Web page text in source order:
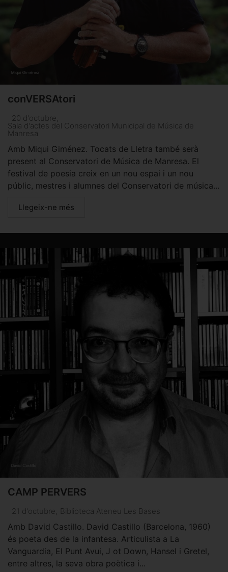
conVERSAtori
20 d'octubre
Sala d'actes del Conservatori Municipal de Música de
Manresa
Amb Miqui Giménez. Tocats de Lletra també serà
present al Conservatori de Música de Manresa. El
festival de poesia creix en un nou espai i un nou
públic, mestres i alumnes del Conservatori de música...
Llegeix-ne més
CAMP PERVERS
21 d'octubre Biblioteca Ateneu Les Bases
Amb David Castillo. David Castillo (Barcelona, 1960)
és poeta des de la infantesa. Articulista a La
Vanguardia, El Punt Avui, J ot Down, Hansel i Gretel,
entre altres, la seva obra poètica i...